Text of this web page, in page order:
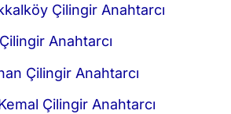
Çilingir Anahtarcı
Anahtarcı
Çilingir Anahtarcı
Çilingir Anahtarcı